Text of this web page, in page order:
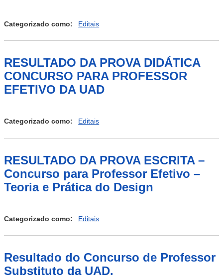
Categorizado como: Editais
RESULTADO DA PROVA DIDÁTICA
CONCURSO PARA PROFESSOR
EFETIVO DA UAD
Categorizado como: Editais
RESULTADO DA PROVA ESCRITA –
Concurso para Professor Efetivo –
Teoria e Prática do Design
Categorizado como: Editais
Resultado do Concurso de Professor
Substituto da UAD.